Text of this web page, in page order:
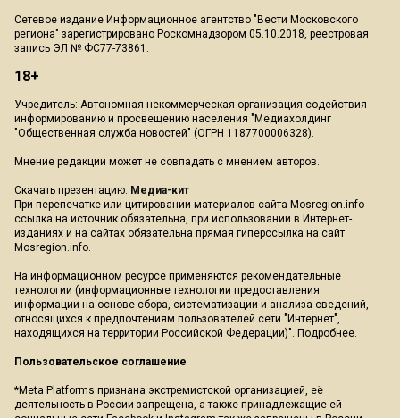
Сетевое издание Информационное агентство "Вести Московского
региона" зарегистрировано Роскомнадзором 05.10.2018, реестровая
запись ЭЛ № ФС77-73861.
18+
Учредитель: Автономная некоммерческая организация содействия
информированию и просвещению населения "Медиахолдинг
"Общественная служба новостей" (ОГРН 1187700006328).
Мнение редакции может не совпадать с мнением авторов.
Скачать презентацию: Медиа-кит
При перепечатке или цитировании материалов сайта Mosregion.info
ссылка на источник обязательна, при использовании в Интернет-
изданиях и на сайтах обязательна прямая гиперссылка на сайт
Mosregion.info.
На информационном ресурсе применяются рекомендательные
технологии (информационные технологии предоставления
информации на основе сбора, систематизации и анализа сведений,
относящихся к предпочтениям пользователей сети "Интернет",
находящихся на территории Российской Федерации)". Подробнее.
Пользовательское соглашение
*Meta Platforms признана экстремистской организацией, её
деятельность в России запрещена, а также принадлежащие ей